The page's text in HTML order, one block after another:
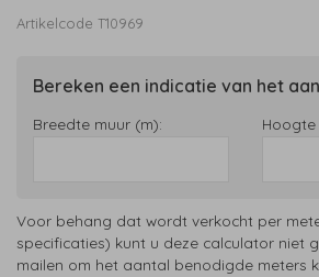
Artikelcode T10969
Bereken een indicatie van het
Breedte muur (m): Hoogte
Voor behang dat wordt verkocht per
specificaties) kunt u deze calculator niet
mailen om het aantal benodigde meters